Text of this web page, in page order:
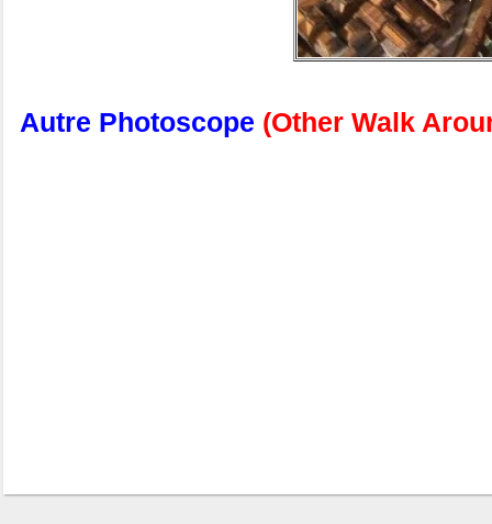
Autre Photoscope (Other Walk